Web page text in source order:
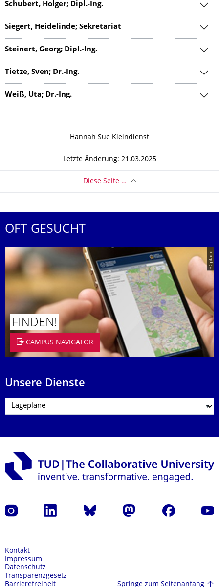
Schubert, Holger; Dipl.-Ing.
Siegert, Heidelinde; Sekretariat
Steinert, Georg; Dipl.-Ing.
Tietze, Sven; Dr.-Ing.
Weiß, Uta; Dr.-Ing.
Zu dieser SeiteHannah Sue Kleindienst
Letzte Änderung: 21.03.2025
Diese Seite …
OFT GESUCHT
© placit
FINDEN!
CAMPUS NAVIGATOR
Unsere Dienste
Instagram LinkedIn Bluesky Mastodon Facebook
Kontakt
Impressum
Datenschutz
Transparenzgesetz
Barrierefreiheit
Springe zum Seitenanfang